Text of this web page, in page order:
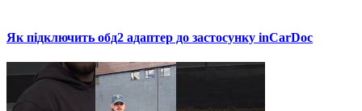
Як підключить обд2 адаптер до застосунку inCarDoc